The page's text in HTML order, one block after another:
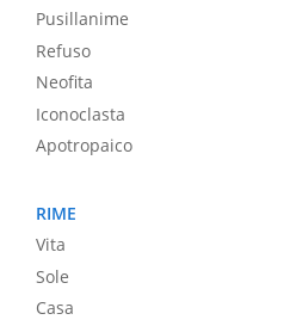
Pusillanime
Refuso
Neofita
Iconoclasta
Apotropaico
RIME
Vita
Sole
Casa